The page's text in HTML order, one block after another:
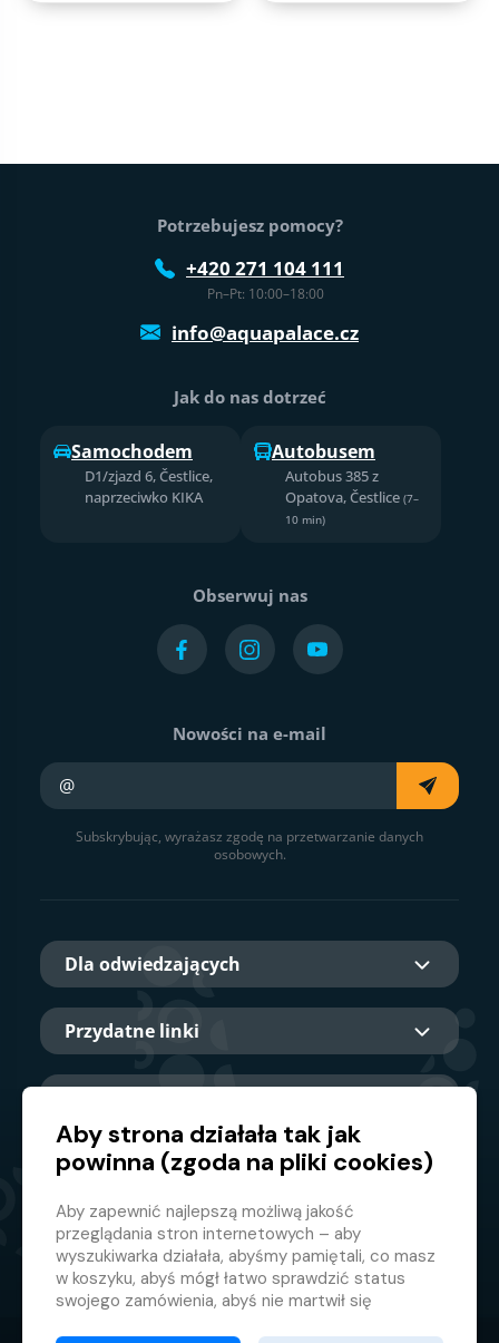
Stopka strony
Potrzebujesz pomocy?
+420 271 104 111
Pn–Pt: 10:00–18:00
info@aquapalace.cz
Jak do nas dotrzeć
Samochodem
D1/zjazd 6, Čestlice,
naprzeciwko KIKA
Autobusem
Autobus 385 z
Opatova, Čestlice (7–
10 min)
Obserwuj nas
Nowości na e-mail
Subskrybując, wyrażasz zgodę na przetwarzanie danych
osobowych.
Dla odwiedzających
Przydatne linki
Główny partner
Aby strona działała tak jak
powinna (zgoda na pliki cookies)
Aby zapewnić najlepszą możliwą jakość
przeglądania stron internetowych – aby
wyszukiwarka działała, abyśmy pamiętali, co masz
w koszyku, abyś mógł łatwo sprawdzić status
swojego zamówienia, abyś nie martwił się